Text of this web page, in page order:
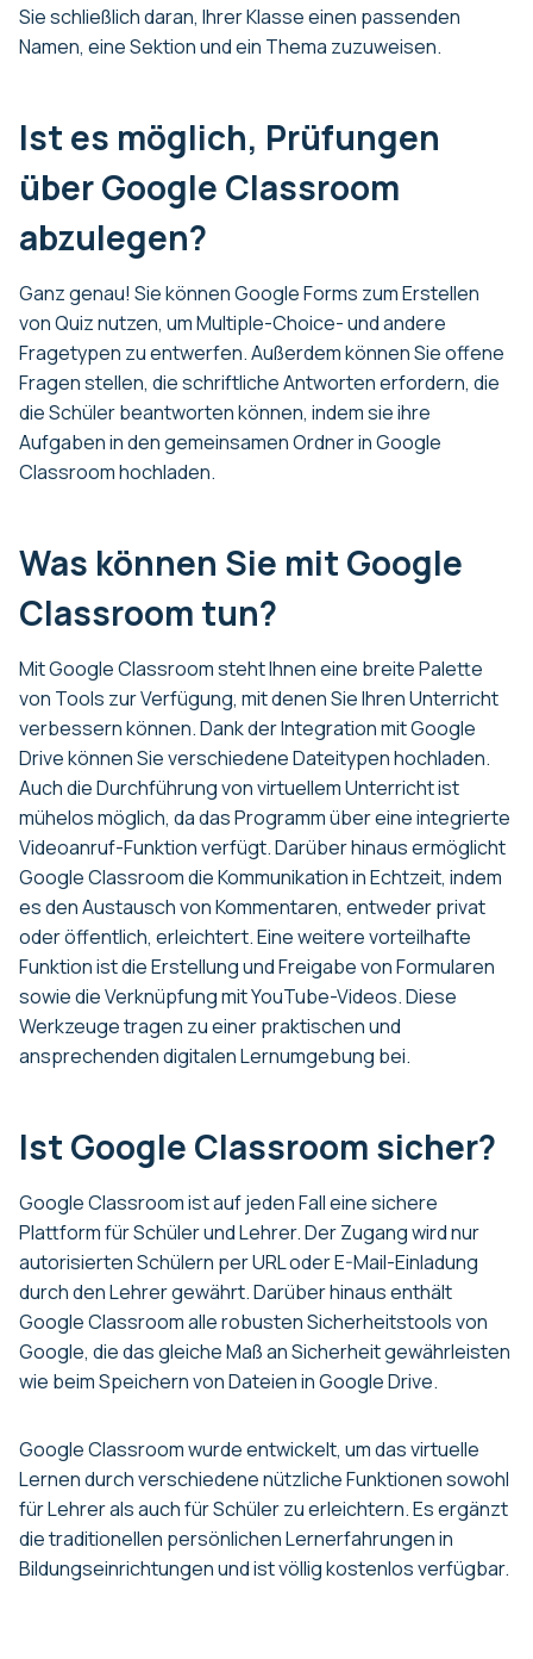
Sie schließlich daran, Ihrer Klasse einen passenden
Namen, eine Sektion und ein Thema zuzuweisen.
Ist es möglich, Prüfungen
über Google Classroom
abzulegen?
Ganz genau! Sie können Google Forms zum Erstellen
von Quiz nutzen, um Multiple-Choice- und andere
Fragetypen zu entwerfen. Außerdem können Sie offene
Fragen stellen, die schriftliche Antworten erfordern, die
die Schüler beantworten können, indem sie ihre
Aufgaben in den gemeinsamen Ordner in Google
Classroom hochladen.
Was können Sie mit Google
Classroom tun?
Mit Google Classroom steht Ihnen eine breite Palette
von Tools zur Verfügung, mit denen Sie Ihren Unterricht
verbessern können. Dank der Integration mit Google
Drive können Sie verschiedene Dateitypen hochladen.
Auch die Durchführung von virtuellem Unterricht ist
mühelos möglich, da das Programm über eine integrierte
Videoanruf-Funktion verfügt. Darüber hinaus ermöglicht
Google Classroom die Kommunikation in Echtzeit, indem
es den Austausch von Kommentaren, entweder privat
oder öffentlich, erleichtert. Eine weitere vorteilhafte
Funktion ist die Erstellung und Freigabe von Formularen
sowie die Verknüpfung mit YouTube-Videos. Diese
Werkzeuge tragen zu einer praktischen und
ansprechenden digitalen Lernumgebung bei.
Ist Google Classroom sicher?
Google Classroom ist auf jeden Fall eine sichere
Plattform für Schüler und Lehrer. Der Zugang wird nur
autorisierten Schülern per URL oder E-Mail-Einladung
durch den Lehrer gewährt. Darüber hinaus enthält
Google Classroom alle robusten Sicherheitstools von
Google, die das gleiche Maß an Sicherheit gewährleisten
wie beim Speichern von Dateien in Google Drive.
Google Classroom wurde entwickelt, um das virtuelle
Lernen durch verschiedene nützliche Funktionen sowohl
für Lehrer als auch für Schüler zu erleichtern. Es ergänzt
die traditionellen persönlichen Lernerfahrungen in
Bildungseinrichtungen und ist völlig kostenlos verfügbar.